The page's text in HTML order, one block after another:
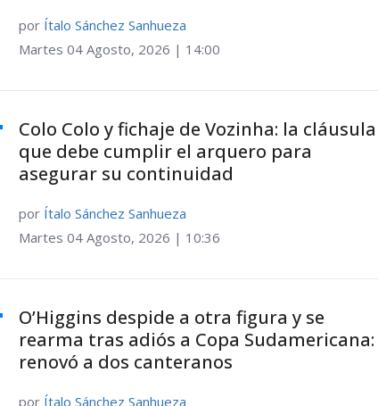
por Ítalo Sánchez Sanhueza
Martes 04 Agosto, 2026 | 14:00
Colo Colo y fichaje de Vozinha: la cláusula
que debe cumplir el arquero para
asegurar su continuidad
por Ítalo Sánchez Sanhueza
Martes 04 Agosto, 2026 | 10:36
O’Higgins despide a otra figura y se
rearma tras adiós a Copa Sudamericana:
renovó a dos canteranos
por Ítalo Sánchez Sanhueza